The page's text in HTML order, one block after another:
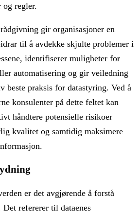
og regler.
gir organisasjoner en
til å avdekke skjulte problemer i
identifiserer muligheter for
automatisering og gir veiledning
beste praksis for datastyring. Ved å
konsulenter på dette feltet kan
håndtere potensielle risikoer
kvalitet og samtidig maksimere
er det avgjørende å forstå
refererer til dataenes